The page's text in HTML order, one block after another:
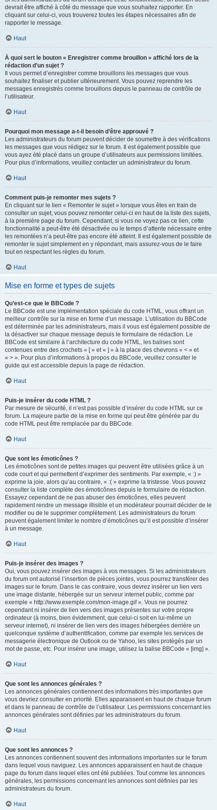
devrait être affiché à côté du message que vous souhaitez rapporter. En
cliquant sur celui-ci, vous trouverez toutes les étapes nécessaires afin de
rapporter le message.
Haut
À quoi sert le bouton « Enregistrer comme brouillon » affiché lors de la
rédaction d’un sujet ?
Il vous permet d’enregistrer comme brouillons les messages que vous
souhaitez finaliser et publier ultérieurement. Vous pouvez reprendre les
messages enregistrés comme brouillons depuis le panneau de contrôle de
l’utilisateur.
Haut
Pourquoi mon message a-t-il besoin d’être approuvé ?
Les administrateurs du forum peuvent décider de soumettre à des vérifications
les messages que vous rédigez sur le forum. Il est également possible que
vous ayez été placé dans un groupe d’utilisateurs aux permissions limitées.
Pour plus d’informations, veuillez contacter un administrateur du forum.
Haut
Comment puis-je remonter mes sujets ?
En cliquant sur le lien « Remonter le sujet » lorsque vous êtes en train de
consulter un sujet, vous pouvez remonter celui-ci en haut de la liste des sujets,
à la première page du forum. Cependant, si vous ne voyez pas ce lien, cette
fonctionnalité a peut-être été désactivée ou le temps d’attente nécessaire entre
les remontées n’a peut-être pas encore été atteint. Il est également possible de
remonter le sujet simplement en y répondant, mais assurez-vous de le faire
tout en respectant les règles du forum.
Haut
Mise en forme et types de sujets
Qu’est-ce que le BBCode ?
Le BBCode est une implémentation spéciale du code HTML, vous offrant un
meilleur contrôle sur la mise en forme d’un message. L’utilisation du BBCode
est déterminée par les administrateurs, mais il vous est également possible de
la désactiver sur chaque message depuis le formulaire de rédaction. Le
BBCode est similaire à l’architecture du code HTML, les balises sont
contenues entre des crochets « [ » et « ] » à la place des chevrons « < » et
« > ». Pour plus d’informations à propos du BBCode, veuillez consulter le
guide qui est accessible depuis la page de rédaction.
Haut
Puis-je insérer du code HTML ?
Par mesure de sécurité, il n’est pas possible d’insérer du code HTML sur ce
forum. La majeure partie de la mise en forme qui peut être générée par du
code HTML peut être remplacée par du BBCode.
Haut
Que sont les émoticônes ?
Les émoticônes sont de petites images qui peuvent être utilisées grâce à un
code court et qui permettent d’exprimer des sentiments. Par exemple, « :) »
exprime la joie, alors qu’au contraire, « :( » exprime la tristesse. Vous pouvez
consulter la liste complète des émoticônes depuis le formulaire de rédaction.
Essayez cependant de ne pas abuser des émoticônes, elles peuvent
rapidement rendre un message illisible et un modérateur pourrait décider de le
modifier ou de le supprimer complètement. Les administrateurs du forum
peuvent également limiter le nombre d’émoticônes qu’il est possible d’insérer
à un message.
Haut
Puis-je insérer des images ?
Oui, vous pouvez insérer des images à vos messages. Si les administrateurs
du forum ont autorisé l’insertion de pièces jointes, vous pourrez transférer des
images sur le forum. Dans le cas contraire, vous devrez insérer un lien vers
une image distante, hébergée sur un serveur internet public, comme par
exemple « http://www.exemple.com/mon-image.gif ». Vous ne pourrez
cependant ni insérer de lien vers des images présentes sur votre propre
ordinateur (à moins, bien évidemment, que celui-ci soit en lui-même un
serveur internet), ni insérer de lien vers des images hébergées derrière un
quelconque système d’authentification, comme par exemple les services de
messagerie électronique de Outlook ou de Yahoo, les sites protégés par un
mot de passe, etc. Pour insérer une image, utilisez la balise BBCode « [img] ».
Haut
Que sont les annonces générales ?
Les annonces générales contiennent des informations très importantes que
vous devriez consulter en priorité. Elles apparaissent en haut de chaque forum
et dans le panneau de contrôle de l’utilisateur. Les permissions concernant les
annonces générales sont définies par les administrateurs du forum.
Haut
Que sont les annonces ?
Les annonces contiennent souvent des informations importantes sur le forum
dans lequel vous naviguez. Les annonces apparaissent en haut de chaque
page du forum dans lequel elles ont été publiées. Tout comme les annonces
générales, les permissions concernant les annonces sont définies par les
administrateurs du forum.
Haut